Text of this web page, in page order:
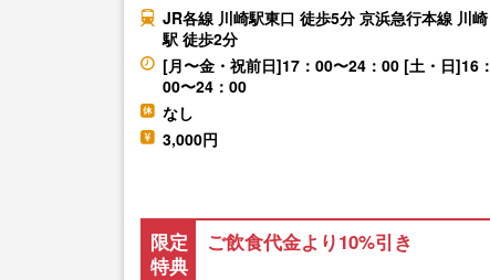
JR各線 川崎駅東口 徒歩5分 京浜急行本線 川崎
駅 徒歩2分
[月〜金・祝前日]17：00〜24：00 [土・日]16：
00〜24：00
なし
3,000円
限定
特典
ご飲食代金より10%引き